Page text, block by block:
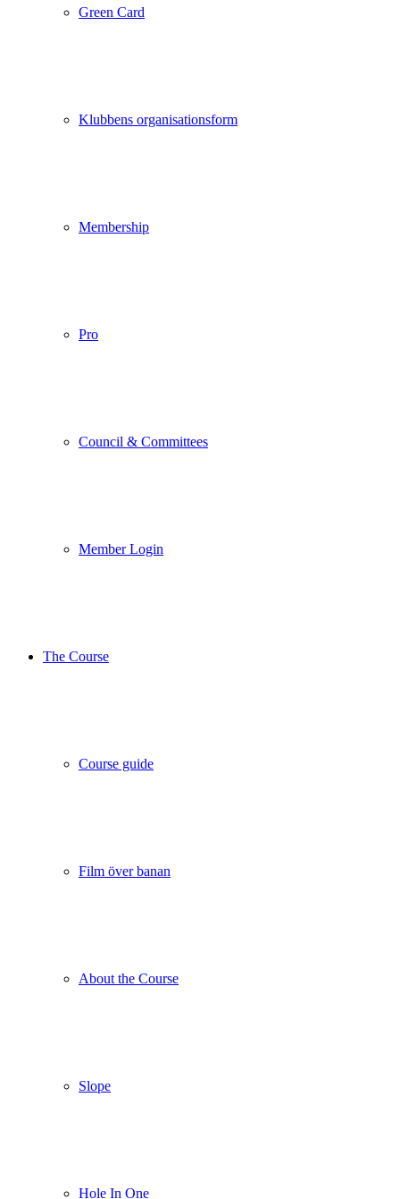
Green Card
Klubbens organisationsform
Membership
Pro
Council & Committees
Member Login
The Course
Course guide
Film över banan
About the Course
Slope
Hole In One